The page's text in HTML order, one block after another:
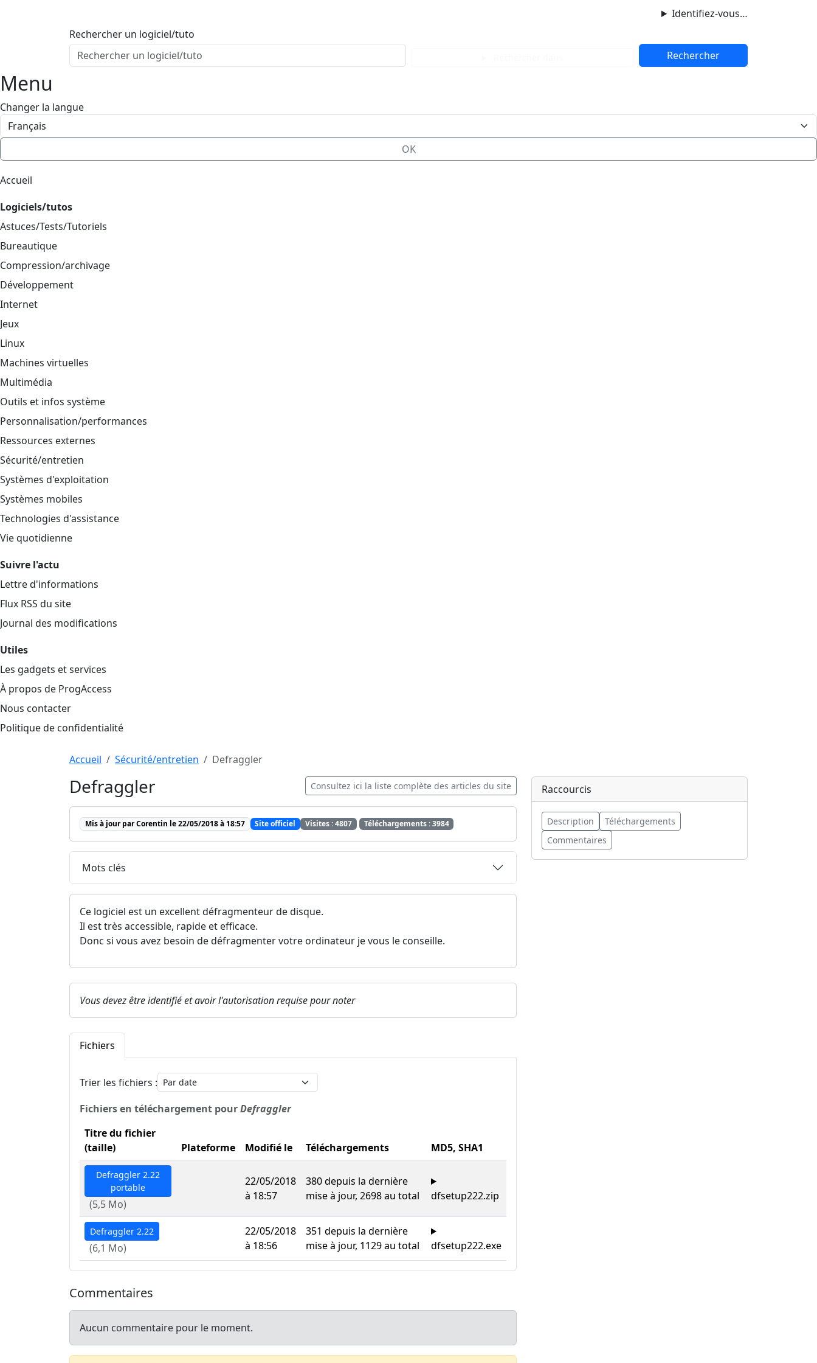
Identifiez-vous…
Contenu principal
Menu
Bas de page
Rechercher un logiciel/tuto
Menu
Changer la langue
OK
Accueil
Logiciels/tutos
Astuces/Tests/Tutoriels
Bureautique
Compression/archivage
Développement
Internet
Jeux
Linux
Machines virtuelles
Multimédia
Outils et infos système
Personnalisation/performances
Ressources externes
Sécurité/entretien
Systèmes d'exploitation
Systèmes mobiles
Technologies d'assistance
Vie quotidienne
Suivre l'actu
Lettre d'informations
Flux RSS du site
Journal des modifications
Utiles
Les gadgets et services
À propos de ProgAccess
Nous contacter
Politique de confidentialité
Aller au contenu principal
Accueil Sécurité/entretien Defraggler
Raccourcis
Description
Téléchargements
Commentaires
Defraggler Consultez ici la liste complète des articles du site
Mis à jour par Corentin le 22/05/2018 à 18:57 Site officiel Visites : 4807 Téléchargements : 3984
Mots clés
Ce logiciel est un excellent défragmenteur de disque.
Il est très accessible, rapide et efficace.
Donc si vous avez besoin de défragmenter votre ordinateur je vous le conseille.
Vous devez être identifié et avoir l'autorisation requise pour noter
Fichiers
Trier les fichiers :
Fichiers en téléchargement pourDefraggler
Titre du fichier
(taille)
Plateforme Modifié le Téléchargements MD5, SHA1
Defraggler 2.22
portable
(5,5 Mo)
22/05/2018
à 18:57
380 depuis la dernière
mise à jour, 2698 au total
dfsetup222.zip
Defraggler 2.22
(6,1 Mo)
22/05/2018
à 18:56
351 depuis la dernière
mise à jour, 1129 au total
dfsetup222.exe
Commentaires
Aucun commentaire pour le moment.